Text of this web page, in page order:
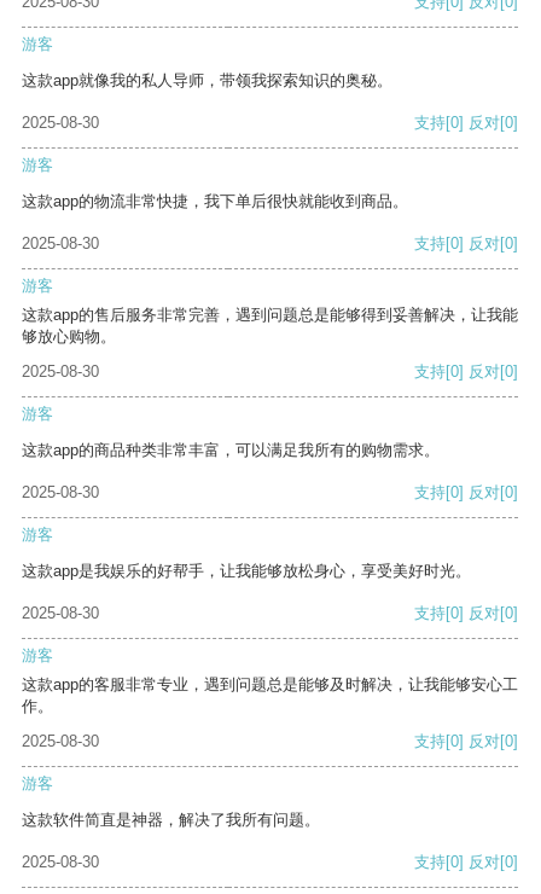
游客
这款app就像我的私人导师，带领我探索知识的奥秘。
2025-08-30 支持[0] 反对[0]
游客
这款app的物流非常快捷，我下单后很快就能收到商品。
2025-08-30 支持[0] 反对[0]
游客
这款app的售后服务非常完善，遇到问题总是能够得到妥善解决，让我能
够放心购物。
2025-08-30
支持[0] 反对[0]
游客
这款app的商品种类非常丰富，可以满足我所有的购物需求。
2025-08-30 支持[0] 反对[0]
游客
这款app是我娱乐的好帮手，让我能够放松身心，享受美好时光。
2025-08-30 支持[0] 反对[0]
游客
这款app的客服非常专业，遇到问题总是能够及时解决，让我能够安心工
作。
2025-08-30
支持[0] 反对[0]
游客
这款软件简直是神器，解决了我所有问题。
2025-08-30 支持[0] 反对[0]